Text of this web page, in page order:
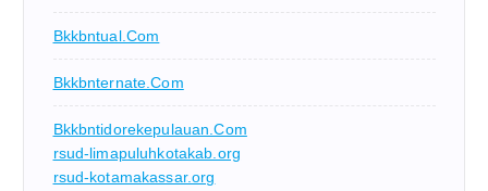
Bkkbntual.com
Bkkbnternate.com
Bkkbntidorekepulauan.com
rsud-limapuluhkotakab.org
rsud-kotamakassar.org